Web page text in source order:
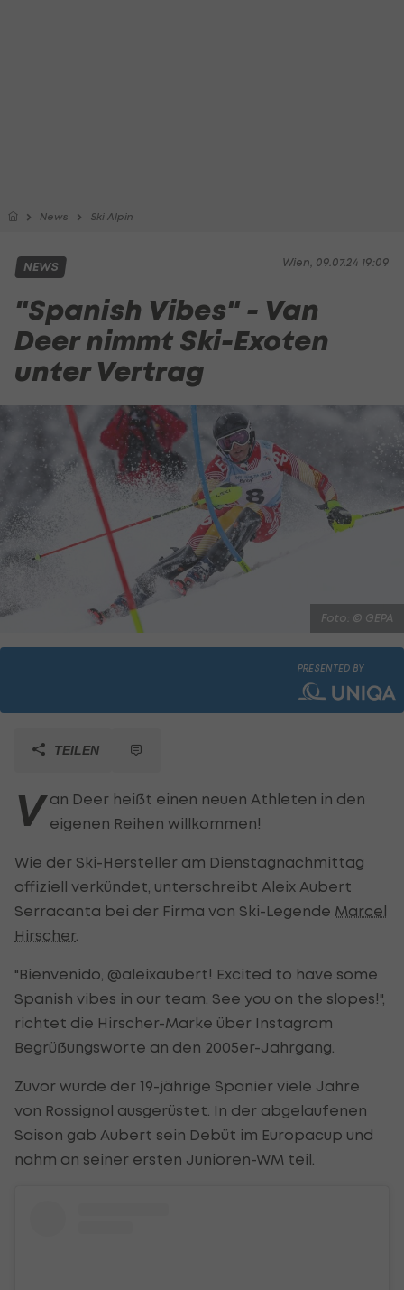
News Ski Alpin
Wien, 09.07.24 19:09
NEWS
"Spanish Vibes" - Van
Deer nimmt Ski-Exoten
unter Vertrag
Foto: © GEPA
PRESENTED BY
TEILEN
V an Deer heißt einen neuen Athleten in den
eigenen Reihen willkommen!
Wie der Ski-Hersteller am Dienstagnachmittag
offiziell verkündet, unterschreibt Aleix Aubert
Serracanta bei der Firma von Ski-Legende Marcel
Hirscher.
"Bienvenido, @aleixaubert! Excited to have some
Spanish vibes in our team. See you on the slopes!",
richtet die Hirscher-Marke über Instagram
Begrüßungsworte an den 2005er-Jahrgang.
Zuvor wurde der 19-jährige Spanier viele Jahre
von Rossignol ausgerüstet. In der abgelaufenen
Saison gab Aubert sein Debüt im Europacup und
nahm an seiner ersten Junioren-WM teil.